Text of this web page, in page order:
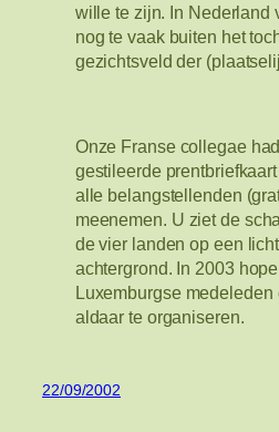
wille te zijn. In Nederland
nog te vaak buiten het
gezichtsveld der
Onze Franse collegae
gestileerde
alle belangstellenden
meenemen. U ziet de
de vier landen op een
achtergrond. In 2003
Luxemburgse
aldaar te organiseren.
22/09/2002